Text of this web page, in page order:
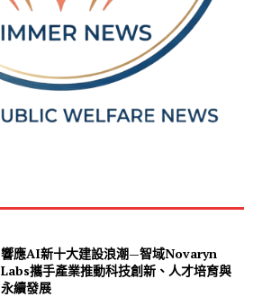
響應AI新十大建設浪潮—智域Novaryn
Labs攜手產業推動科技創新、人才培育與
永續發展